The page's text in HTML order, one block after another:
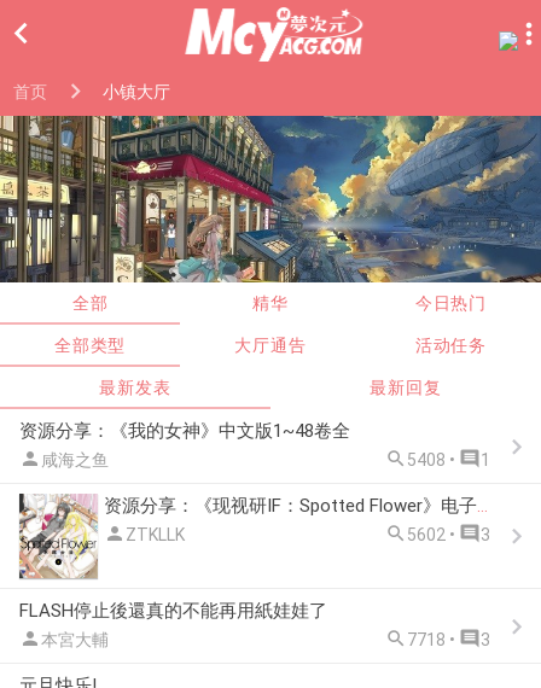

首页 小镇大厅
全部 精华
今日热门
全部类型
大厅通告
活动任务
最新发表
最新回复
资源分享：《我的女神》中文版1~48卷全
 咸海之鱼  5408 •  1
资源分享：《现视研IF：Spotted Flower》电子版生肉
 ZTKLLK  5602 •  3
FLASH停止後還真的不能再用紙娃娃了
本宮大輔  7718 •  3